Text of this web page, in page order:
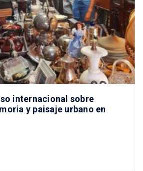
internacional sobre
y paisaje urbano en